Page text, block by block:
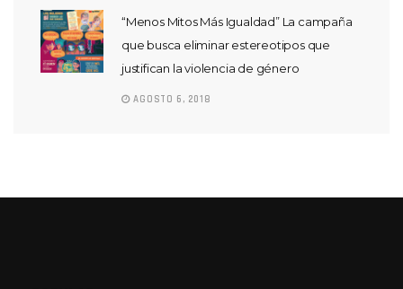
“Menos Mitos Más Igualdad” La campaña
que busca eliminar estereotipos que
justifican la violencia de género
AGOSTO 6, 2018